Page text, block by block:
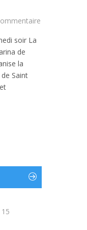
soir La
de
la
Saint
15